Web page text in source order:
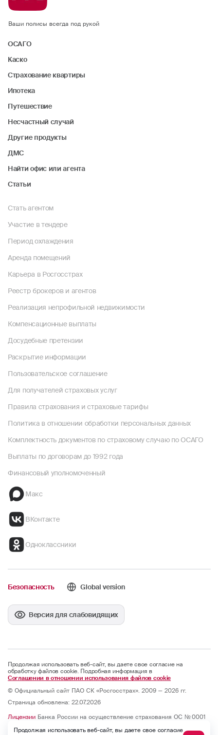
Ваши полисы всегда под рукой
ОСАГО
Каско
Страхование квартиры
Ипотека
Путешествие
Несчастный случай
Другие продукты
ДМС
Найти офис или агента
Статьи
Стать агентом
Участие в тендере
Период охлаждения
Аренда помещений
Карьера в Росгосстрах
Реестр брокеров и агентов
Реализация непрофильной недвижимости
Компенсационные выплаты
Досудебные претензии
Раскрытие информации
Пользовательское соглашение
Для получателей страховых услуг
Правила страхования и страховые тарифы
Политика в отношении обработки персональных данных
Комплектность документов по страховому случаю по ОСАГО
Выплаты по договорам до 1992 года
Финансовый уполномоченный
Макс
ВКонтакте
Одноклассники
Безопасность Global version
Версия для слабовидящих
Продолжая использовать веб-сайт, вы даете свое согласие на
обработку файлов cookie. Подробная информация в
Соглашении в отношении использования файлов cookie
© Официальный сайт ПАО СК «Росгосстрах». 2009 — 2026 гг.
Страница обновлена: 22.07.2026
Лицензии Банка России на осуществление страхования ОС № 0001
№ 0001 — 05 и на осуществление перестрахования ПС № 0001 от
Продолжая использовать веб-сайт, вы даете свое согласие